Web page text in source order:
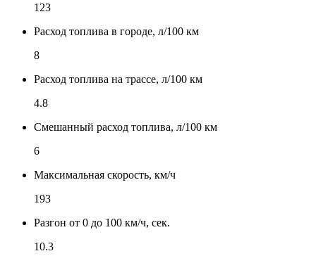
123
Расход топлива в городе, л/100 км
8
Расход топлива на трассе, л/100 км
4.8
Смешанный расход топлива, л/100 км
6
Максимальная скорость, км/ч
193
Разгон от 0 до 100 км/ч, сек.
10.3